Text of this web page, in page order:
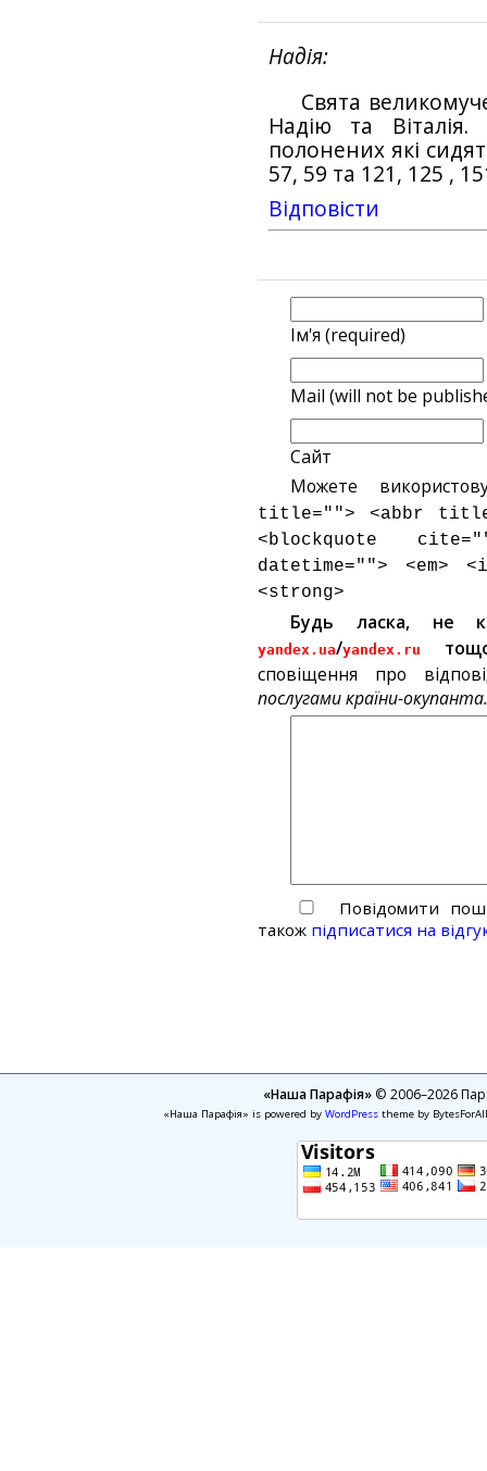
Надія
Свята
Надію та
полонених які
57, 59 та 121, 125 ,
Відповіcти
Ім'я (required)
Mail (will not be
Сайт
Можете
title=""> <abbr
<blockquote
datetime=""> <em>
<strong>
Будь ласка, не
yandex.ua/yandex.ru
сповіщення про
послугами країни-
Повідомити
також підписатися на
«Наша Парафія»© 2006–2026
«Наша Парафія» is powered by WordPresstheme by